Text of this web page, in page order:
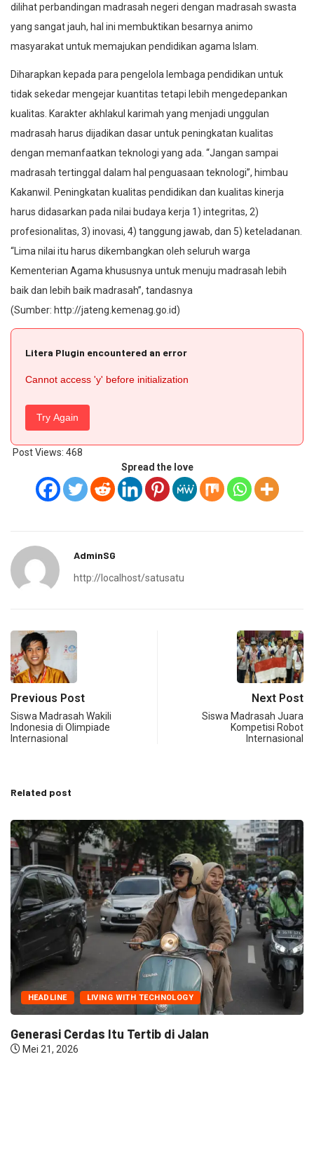
dilihat perbandingan madrasah negeri dengan madrasah swasta
yang sangat jauh, hal ini membuktikan besarnya animo
masyarakat untuk memajukan pendidikan agama Islam.
Diharapkan kepada para pengelola lembaga pendidikan untuk
tidak sekedar mengejar kuantitas tetapi lebih mengedepankan
kualitas. Karakter akhlakul karimah yang menjadi unggulan
madrasah harus dijadikan dasar untuk peningkatan kualitas
dengan memanfaatkan teknologi yang ada. “Jangan sampai
madrasah tertinggal dalam hal penguasaan teknologi”, himbau
Kakanwil. Peningkatan kualitas pendidikan dan kualitas kinerja
harus didasarkan pada nilai budaya kerja 1) integritas, 2)
profesionalitas, 3) inovasi, 4) tanggung jawab, dan 5) keteladanan.
“Lima nilai itu harus dikembangkan oleh seluruh warga
Kementerian Agama khususnya untuk menuju madrasah lebih
baik dan lebih baik madrasah”, tandasnya
(Sumber: http://jateng.kemenag.go.id)
Litera Plugin encountered an error
Cannot access 'y' before initialization
Try Again
Post Views: 468
Spread the love
AdminSG
http://localhost/satusatu
Previous Post
Siswa Madrasah Wakili
Indonesia di Olimpiade
Internasional
Next Post
Siswa Madrasah Juara
Kompetisi Robot
Internasional
Related post
HEADLINE LIVING WITH TECHNOLOGY
Generasi Cerdas Itu Tertib di Jalan
Mei 21, 2026